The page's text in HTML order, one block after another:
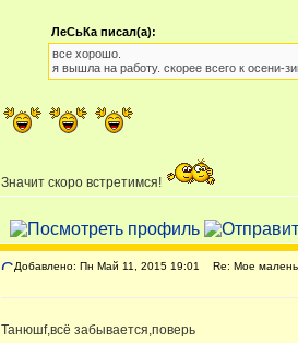
ЛеСьКа писал(а):
все хорошо.
я вышла на работу. скорее всего к осени-
Значит скоро встретимся!
Добавлено: Пн Май 11, 2015 19:01 Re: Мое
Танюшf,всё забывается,поверь